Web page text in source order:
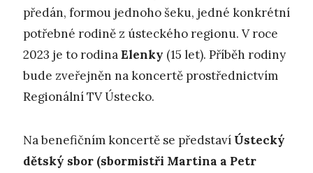
předán, formou jednoho šeku, jedné konkrétní
potřebné rodině z ústeckého regionu. V roce
2023 je to rodinaElenky (15 let). Příběh rodiny
bude zveřejněn na koncertě prostřednictvím
Regionální TV Ústecko.
Na benefičním koncertě se představí Ústecký
dětský sbor (sbormistři Martina a Petr